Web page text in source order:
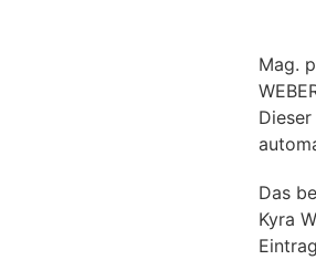
Mag.
Das
Kyra